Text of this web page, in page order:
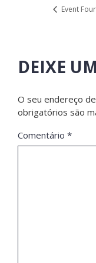
Event Four
DEIXE
O seu endereço
obrigatórios são
Comentário *